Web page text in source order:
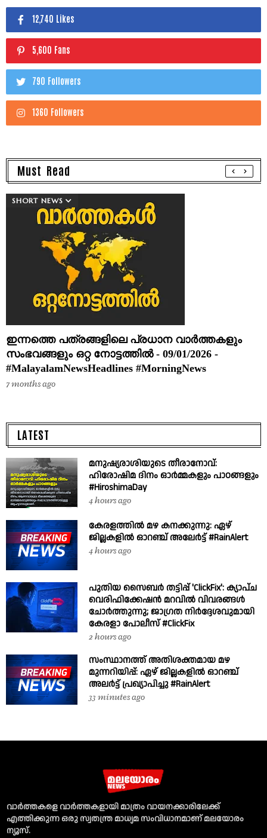
12,740 Likes
5,600 Fans
790 Followers
1360 Followers
Must Read
SHORT NEWS
ഇന്നത്തെ പത്രങ്ങളിലെ പ്രധാന വാർത്തകളും
സംഭവങ്ങളും ഒറ്റ നോട്ടത്തിൽ - 09/01/2026 -
#MalayalamNewsHeadlines #MorningNews
7 months ago
LATEST
മനുഷ്യരാശിയുടെ തീരാനോവ്:
ഹിരോഷിമ ദിനം ഓർമ്മകളും പാഠങ്ങളും
#HiroshimaDay
4 hours ago
കേരളത്തിൽ മഴ കനക്കുന്നു: ഏഴ്
ജില്ലകളിൽ ഓറഞ്ച് അലേർട്ട് #RainAlert
4 hours ago
പുതിയ സൈബർ തട്ടിപ്പ് 'ClickFix': ക്യാപ്ച
വെരിഫിക്കേഷൻ മറവിൽ വിവരങ്ങൾ
ചോർത്തുന്നു; ജാഗ്രത നിർദ്ദേശവുമായി
കേരളാ പോലീസ് #ClickFix
2 hours ago
സംസ്ഥാനത്ത് അതിശക്തമായ മഴ
മുന്നറിയിപ്പ്: ഏഴ് ജില്ലകളിൽ ഓറഞ്ച്
അലർട്ട് പ്രഖ്യാപിച്ചു #RainAlert
33 minutes ago
വാര്‍ത്തകളെ വാര്‍ത്തകളായി മാത്രം വായനക്കാരിലേക്ക്
എത്തിക്കുന്ന ഒരു സ്വതന്ത്ര മാധ്യമ സംവിധാനമാണ് മലയോരം
ന്യൂസ്‌.